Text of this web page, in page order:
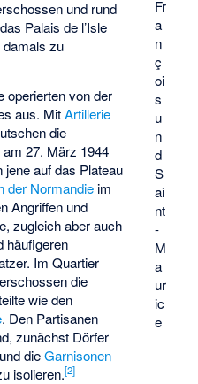
Fr
a
n
ç
oi
s
u
n
d
S
ai
nt
-
M
a
ur
ic
e
und rund
Palais de l’Isle
damals zu
operierten von der
aus. MitArtillerie
die
27. März 1944
auf das Plateau
der Normandie im
Angriffen und
zugleich aber auch
häufigeren
Im Quartier
erschossen die
wie den
. Den Partisanen
zunächst Dörfer
dieGarnisonen
isolieren.[2]